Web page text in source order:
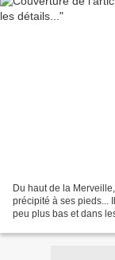
Du haut de la
précipité à ses pieds...
peu plus bas et dans